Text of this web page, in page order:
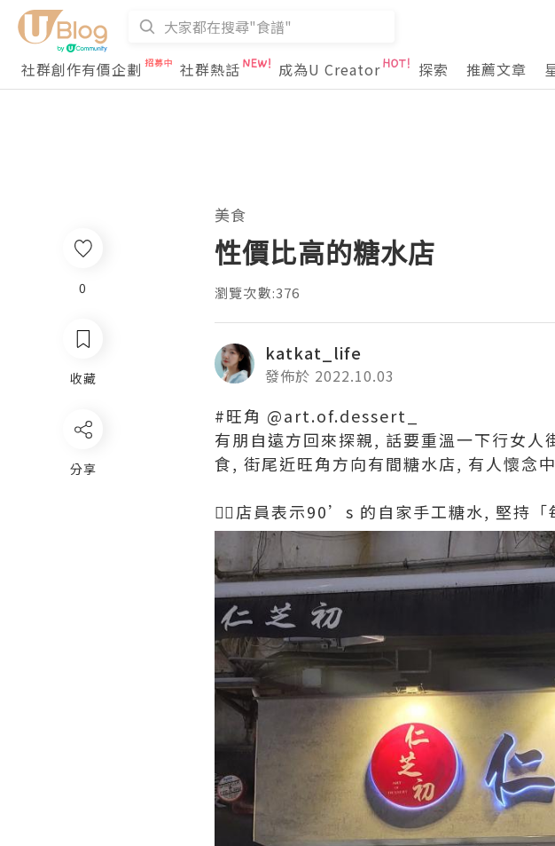
社群創作有價企劃
社群熱話 成為U Creator 探索 推薦文章
0
收藏
分享
美食
性價比高的糖水店
瀏覽次數:376
katkat_life
發佈於 2022.10.03
#旺角 @art.of.dessert_
有朋自遠方回來探親, 話要重溫一下行女人
食, 街尾近旺角方向有間糖水店, 有人懷念
💁‍♀️店員表示90’s 的自家手工糖水, 堅持「